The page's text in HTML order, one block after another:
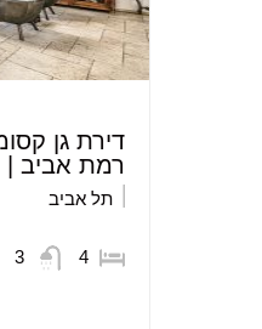
דירת גן
רמת אביב |
תל אביב
4
3